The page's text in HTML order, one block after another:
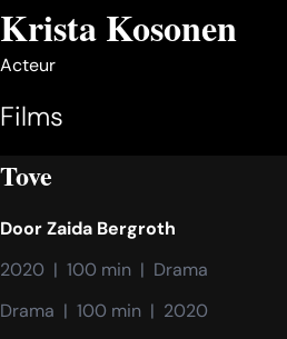
Krista Kosonen
Acteur
Films
Tove
DoorZaida Bergroth
2020  |  100 min  |  Drama
Drama  |  100 min  |  2020